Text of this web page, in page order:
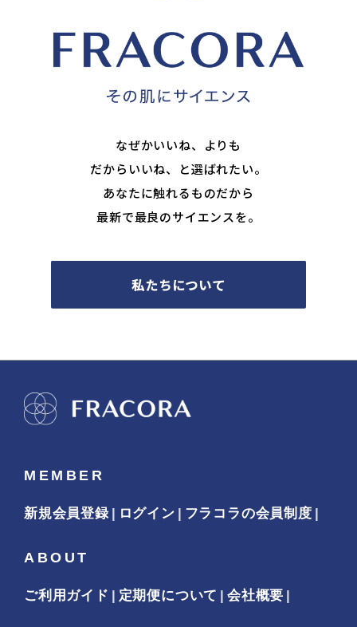
なぜかいいね、よりも
だからいいね、と選ばれたい。
あなたに触れるものだから
最新で最良のサイエンスを。
私たちについて
MEMBER
新規会員登録 ログイン フラコラの会員制度
ABOUT
ご利用ガイド 定期便について 会社概要